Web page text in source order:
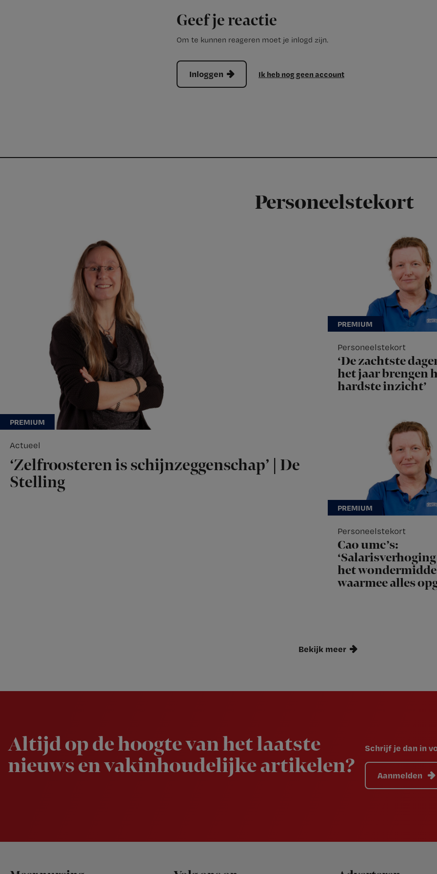
Geef je reactie
Om te kunnen reageren moet je inlogd zijn.
Inloggen Ik heb nog geen account
Personeelstekort
Actueel
‘Zelfroosteren is schijnzeggenschap’ | De
Stelling
Personeelstekort
‘De zachtste
het jaar brengen
hardste inzicht’
Personeelstekort
Cao umc’s:
het
waarmee alles
Bekijk meer
Altijd op de hoogte van het laatste
nieuws en vakinhoudelijke artikelen?
Schrijf je dan in
Aanmelden